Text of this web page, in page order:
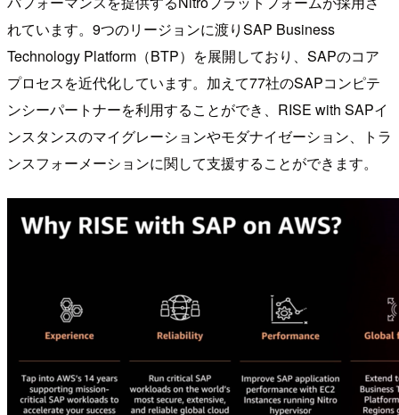
れています。9つのリージョンに渡りSAP Business
Technology Platform（BTP）を展開しており、SAPのコア
プロセスを近代化しています。加えて77社のSAPコンピテ
ンシーパートナーを利用することができ、RISE with SAPイ
ンスタンスのマイグレーションやモダナイゼーション、トラ
ンスフォーメーションに関して支援することができます。